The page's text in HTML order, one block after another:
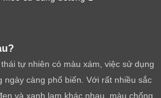
tự nhiên có màu xám, việc sử dụng
ngày càng phổ biến. Với rất nhiều sắc
và xanh lam khác nhau, màu chống